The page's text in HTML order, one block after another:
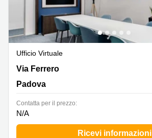
Ufficio Virtuale
Via Ferrero 10, Padova
Via Ferrero
Padova
Сontatta per il prezzo:
N/A
Ricevi informazioni